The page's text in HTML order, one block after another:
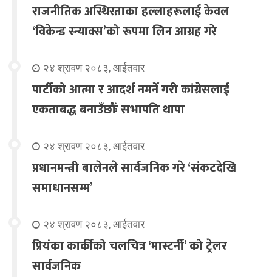
राजनीतिक अस्थिरताका हल्लाहरूलाई केवल
‘विकेन्ड स्न्याक्स’को रूपमा लिन आग्रह गरे
२४ श्रावण २०८३, आईतवार
पार्टीको आत्मा र आदर्श नमर्ने गरी कांग्रेसलाई
एकताबद्ध बनाउँछौंः सभापति थापा
२४ श्रावण २०८३, आईतवार
प्रधानमन्त्री बालेनले सार्वजनिक गरे ‘संकटदेखि
समाधानसम्म’
२४ श्रावण २०८३, आईतवार
प्रियंका कार्कीको चलचित्र ‘मास्टर्नी’ को ट्रेलर
सार्वजनिक